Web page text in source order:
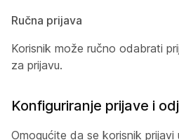
Ručna prijava
Korisnik može ručno odabrati
za prijavu.
Konfiguriranje prijave i
Omogućite da se korisnik prijavi